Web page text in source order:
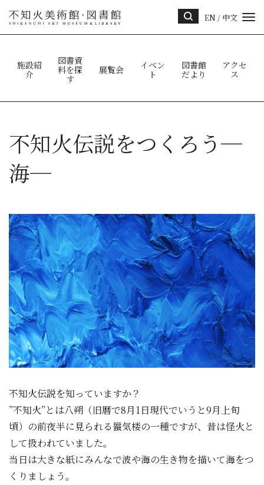
ト内
EN / 中文
施設紹
介
図書資
料を探
す
展覧会
イベン
ト
図書館
だより
アクセ
ス
不知火伝説をつくろう─
海─
不知火伝説を知っていますか？
”不知火”とは八朔（旧暦で8月1日現代でいうと9月上旬
頃）の前夜半に見られる蜃気楼の一種ですが、昔は怪火と
して扱われていました。
当日は大きな紙にみんなで波や海の生き物を描いて海をつ
くりましょう。